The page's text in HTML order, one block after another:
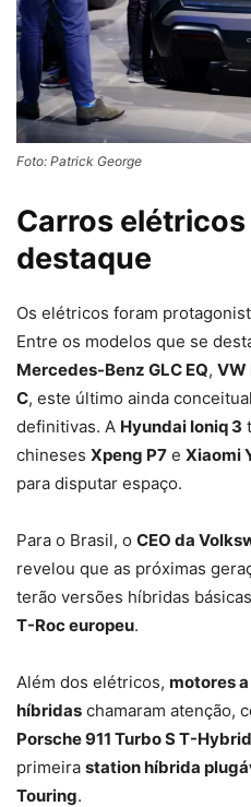
Foto: Patrick George
Carros
destaque
Os elétricos foram
Entre os modelos que se
Mercedes-Benz GLC EQ, VW
C, este último ainda
definitivas. A Hyundai Ioniq 3
chineses Xpeng P7 e Xiaomi
para disputar espaço.
Para o Brasil, o CEO da
revelou que as próximas
terão versões híbridas
T-Roc europeu.
Além dos elétricos, motores
híbridas chamaram atenção,
Porsche 911 Turbo S T-Hybrid
primeira station híbrida
Touring.